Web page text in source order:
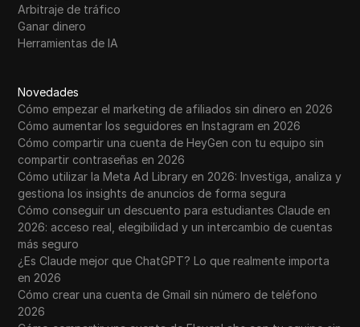
YouTube Premium
Zalando
Arbitraje de tráfico
Ganar dinero
Herramientas de IA
Novedades
Cómo empezar el marketing de afiliados sin dinero en 2026
Cómo aumentar los seguidores en Instagram en 2026
Cómo compartir una cuenta de HeyGen con tu equipo sin
compartir contraseñas en 2026
Cómo utilizar la Meta Ad Library en 2026: Investiga, analiza y
gestiona los insights de anuncios de forma segura
Cómo conseguir un descuento para estudiantes Claude en
2026: acceso real, elegibilidad y un intercambio de cuentas
más seguro
¿Es Claude mejor que ChatGPT? Lo que realmente importa
en 2026
Cómo crear una cuenta de Gmail sin número de teléfono
2026